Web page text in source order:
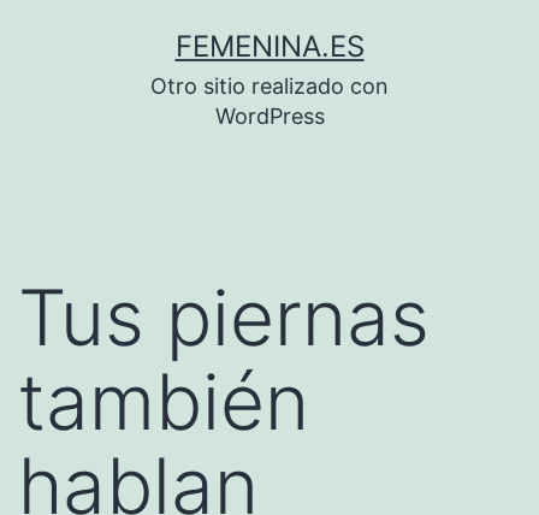
FEMENINA.ES
Otro sitio realizado con
WordPress
Tus piernas
también
hablan